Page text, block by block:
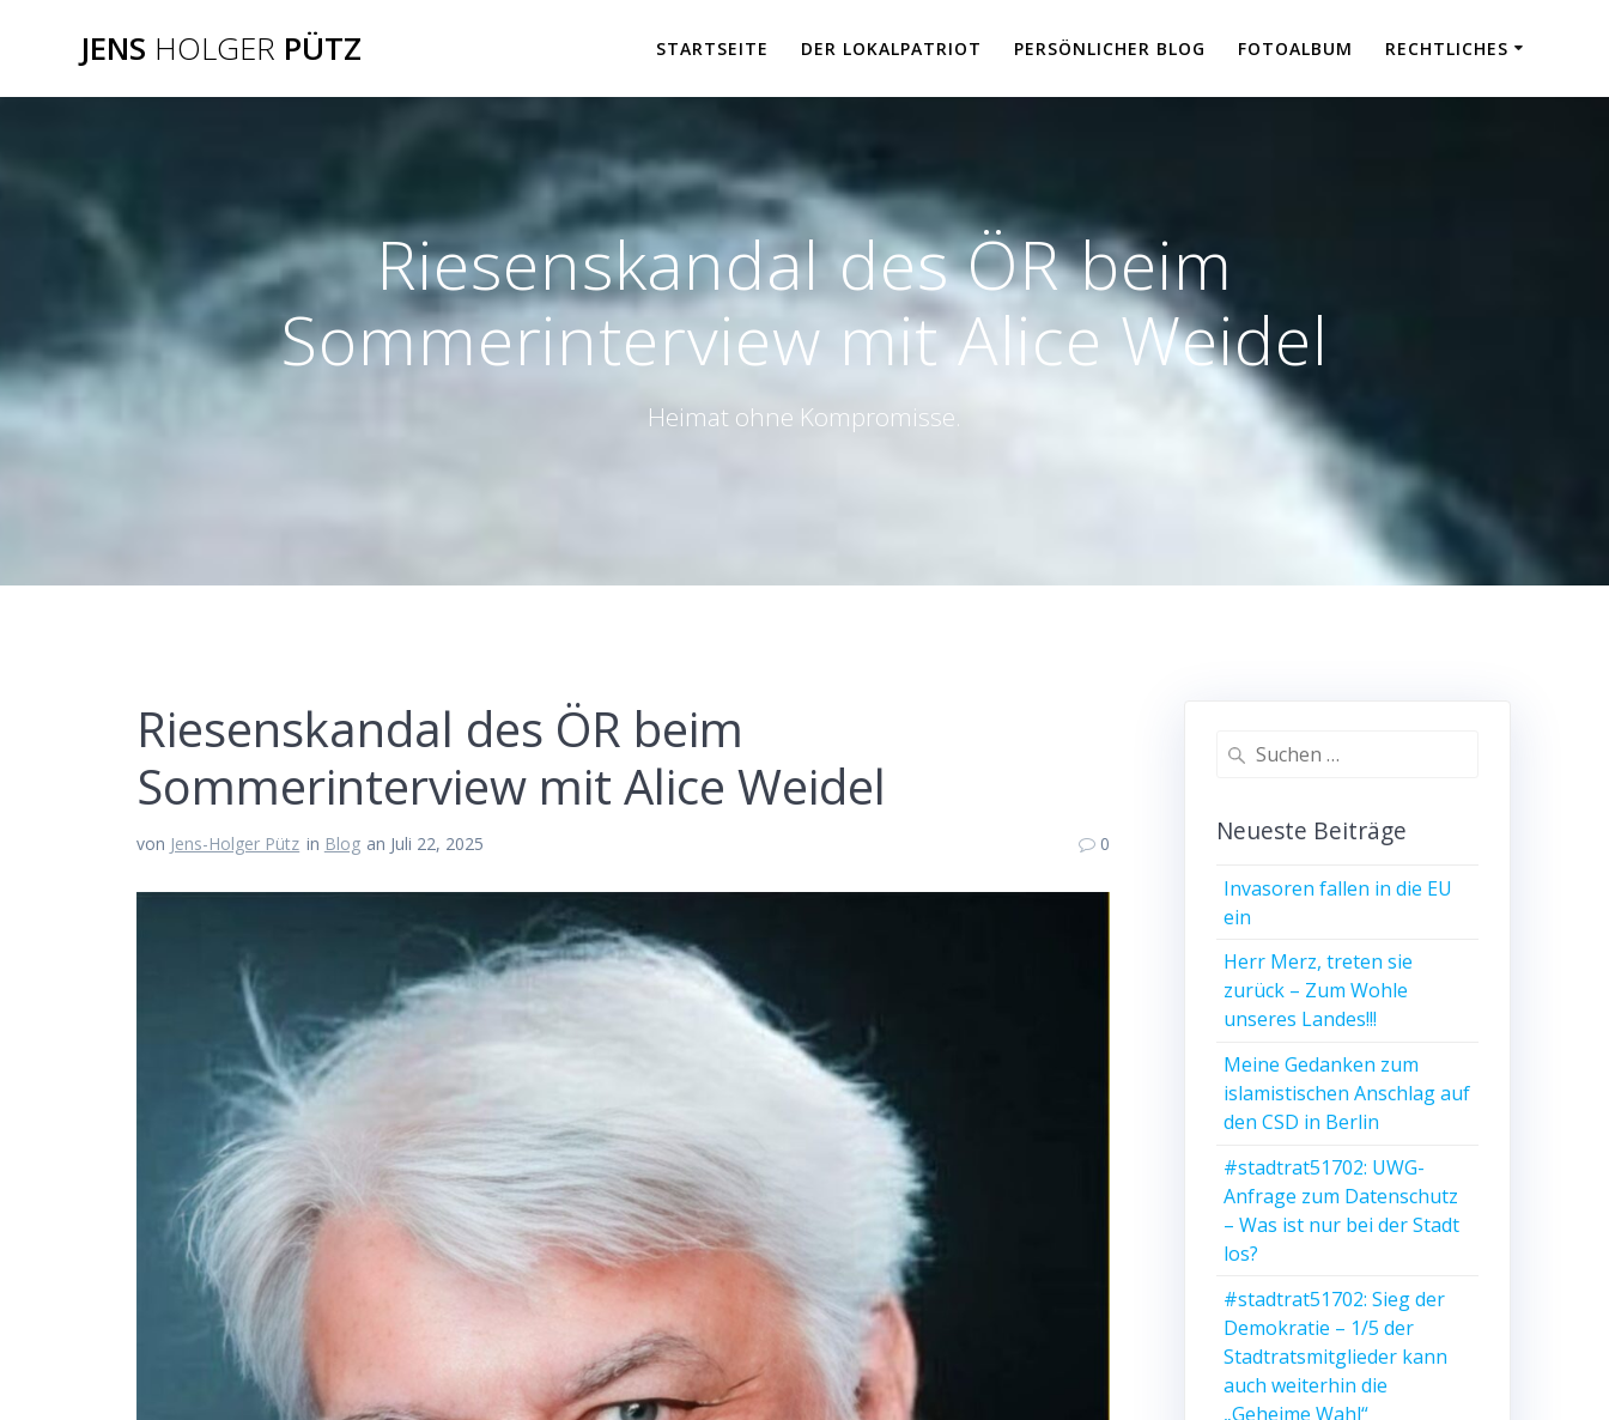
springen
JENS HOLGER PÜTZ STARTSEITE DER LOKALPATRIOT PERSÖNLICHER BLOG FOTOALBUM RECHTLICHES
Riesenskandal des ÖR beim
Sommerinterview mit Alice Weidel
Heimat ohne Kompromisse.
Riesenskandal des ÖR beim
Sommerinterview mit Alice Weidel
von Jens-Holger Pütz in Blog an Juli 22, 2025 0
Suchen
Neueste Beiträge
Invasoren fallen in die EU
ein
Herr Merz, treten sie
zurück – Zum Wohle
unseres Landes!!!
Meine Gedanken zum
islamistischen Anschlag auf
den CSD in Berlin
#stadtrat51702: UWG-
Anfrage zum Datenschutz
– Was ist nur bei der Stadt
los?
#stadtrat51702: Sieg der
Demokratie – 1/5 der
Stadtratsmitglieder kann
auch weiterhin die
„Geheime Wahl“